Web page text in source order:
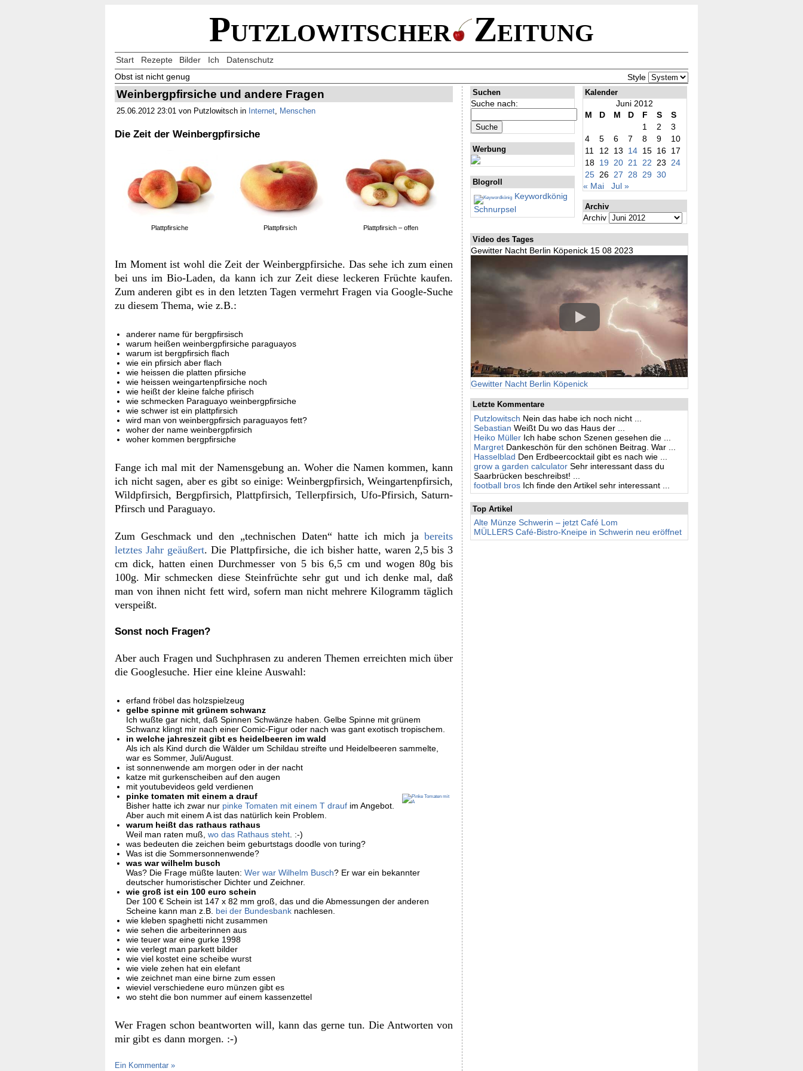
Putzlowitscher Zeitung
Start Rezepte Bilder Ich
Datenschutz
Obst ist nicht genug
Style
Weinbergpfirsiche und andere Fragen
25.06.2012 23:01 von Putzlowitsch in Internet, Menschen
Die Zeit der Weinbergpfirsiche
Plattpfirsiche Plattpfirsich Plattpfirsich – offen
Im Moment ist wohl die Zeit der Weinbergpfirsiche. Das sehe ich zum einen
bei uns im Bio-Laden, da kann ich zur Zeit diese leckeren Früchte kaufen.
Zum anderen gibt es in den letzten Tagen vermehrt Fragen via Google-Suche
zu diesem Thema, wie z.B.:
anderer name für bergpfirsisch
warum heißen weinbergpfirsiche paraguayos
warum ist bergpfirsich flach
wie ein pfirsich aber flach
wie heissen die platten pfirsiche
wie heissen weingartenpfirsiche noch
wie heißt der kleine falche pfirisch
wie schmecken Paraguayo weinbergpfirsiche
wie schwer ist ein plattpfirsich
wird man von weinbergpfirsich paraguayos fett?
woher der name weinbergpfirsich
woher kommen bergpfirsiche
Fange ich mal mit der Namensgebung an. Woher die Namen kommen, kann
ich nicht sagen, aber es gibt so einige: Weinbergpfirsich, Weingartenpfirsich,
Wildpfirsich, Bergpfirsich, Plattpfirsich, Tellerpfirsich, Ufo-Pfirsich, Saturn-
Pfirsch und Paraguayo.
Zum Geschmack und den „technischen Daten“ hatte ich mich jabereits
letztes Jahr geäußert. Die Plattpfirsiche, die ich bisher hatte, waren 2,5 bis 3
cm dick, hatten einen Durchmesser von 5 bis 6,5 cm und wogen 80g bis
100g. Mir schmecken diese Steinfrüchte sehr gut und ich denke mal, daß
man von ihnen nicht fett wird, sofern man nicht mehrere Kilogramm täglich
verspeißt.
Sonst noch Fragen?
Aber auch Fragen und Suchphrasen zu anderen Themen erreichten mich über
die Googlesuche. Hier eine kleine Auswahl:
erfand fröbel das holzspielzeug
gelbe spinne mit grünem schwanz
Ich wußte gar nicht, daß Spinnen Schwänze haben. Gelbe Spinne mit grünem
Schwanz klingt mir nach einer Comic-Figur oder nach was gant exotisch tropischem.
in welche jahreszeit gibt es heidelbeeren im wald
Als ich als Kind durch die Wälder um Schildau streifte und Heidelbeeren sammelte,
war es Sommer, Juli/August.
ist sonnenwende am morgen oder in der nacht
katze mit gurkenscheiben auf den augen
mit youtubevideos geld verdienen
pinke tomaten mit einem a drauf
Bisher hatte ich zwar nur pinke Tomaten mit einem T drauf im Angebot.
Aber auch mit einem A ist das natürlich kein Problem.
warum heißt das rathaus rathaus
Weil man raten muß,wo das Rathaus steht . :-)
was bedeuten die zeichen beim geburtstags doodle von turing?
Was ist die Sommersonnenwende?
was war wilhelm busch
Was? Die Frage müßte lauten:Wer war Wilhelm Busch? Er war ein bekannter
deutscher humoristischer Dichter und Zeichner.
wie groß ist ein 100 euro schein
Der 100 € Schein ist 147 x 82 mm groß, das und die Abmessungen der anderen
Scheine kann man z.B. bei der Bundesbank nachlesen.
wie kleben spaghetti nicht zusammen
wie sehen die arbeiterinnen aus
wie teuer war eine gurke 1998
wie verlegt man parkett bilder
wie viel kostet eine scheibe wurst
wie viele zehen hat ein elefant
wie zeichnet man eine birne zum essen
wieviel verschiedene euro münzen gibt es
wo steht die bon nummer auf einem kassenzettel
Wer Fragen schon beantworten will, kann das gerne tun. Die Antworten von
mir gibt es dann morgen. :-)
Ein Kommentar »
Suchen
Suche nach:
Werbung
Blogroll
Keywordkönig
Schnurpsel
Kalender
Juni 2012
M
D M D F S
S
1
2
3
4
5 6 7 8 9
10
11
12 13 14 15 16 17
18 19 20 21 22 23
24
25 26 27 28 29 30
« Mai
Jul »
Archiv
Archiv
Video des Tages
Gewitter Nacht Berlin Köpenick 15 08 2023
Gewitter Nacht Berlin Köpenick
Letzte Kommentare
Putzlowitsch Nein das habe ich noch nicht ...
Sebastian Weißt Du wo das Haus der ...
Heiko Müller Ich habe schon Szenen gesehen die ...
Margret Dankeschön für den schönen Beitrag. War ...
Hasselblad Den Erdbeercocktail gibt es nach wie ...
grow a garden calculator Sehr interessant dass du
Saarbrücken beschreibst! ...
football bros Ich finde den Artikel sehr interessant ...
Top Artikel
Alte Münze Schwerin – jetzt Café Lom
MÜLLERS Café-Bistro-Kneipe in Schwerin neu eröffnet